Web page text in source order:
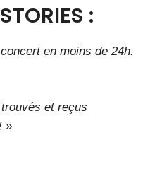
:
en moins de 24h.
et reçus
»